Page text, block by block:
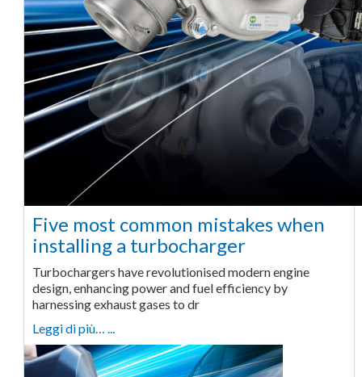
Five most common mistakes when
installing a turbocharger
Turbochargers have revolutionised modern engine
design, enhancing power and fuel efficiency by
harnessing exhaust gases to dr
Leggi di più… ...